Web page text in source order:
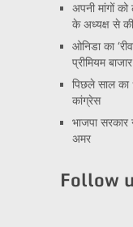
अपनी मांगों को
के अध्यक्ष से की
ओनिडा का
प्रीमियम
पिछले साल का
कांग्रेस
भाजपा
अमर
Follow